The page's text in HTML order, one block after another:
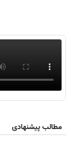
مطالب پیشنهادی